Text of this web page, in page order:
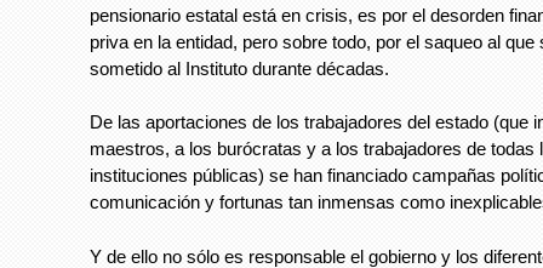
pensionario estatal está en crisis, es por el desorden
priva en la entidad, pero sobre todo, por el saqueo al que
sometido al Instituto durante décadas.
De las aportaciones de los trabajadores del estado (que
maestros, a los burócratas y a los trabajadores de todas
instituciones públicas) se han financiado campañas
comunicación y fortunas tan inmensas como
Y de ello no sólo es responsable el gobierno y los